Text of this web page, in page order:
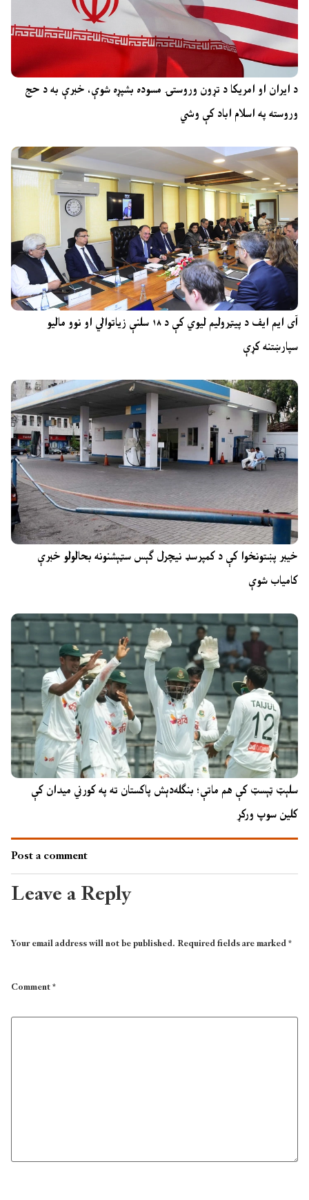
د ایران او امریکا د تړون وروستۍ مسوده بشپړه شوې، خبرې به د حج
وروسته په اسلام اباد کې وشي
آی ایم ایف د پیټرولیم لیوي کې د ۱۸ سلنې زیاتوالي او نوو مالیو
سپارښتنه کړې
خیبر پښتونخوا کې د کمپرسډ نیچرل ګېس سټېشنونه بحالولو خبرې
کامیاب شوې
سلېټ ټېسټ کې هم ماتې؛ بنګله‌دېش پاکستان ته په کورني میدان کې
کلین سوپ ورکړ
Post a comment
Leave a Reply
Your email address will not be published.Required fields are marked*
Comment*